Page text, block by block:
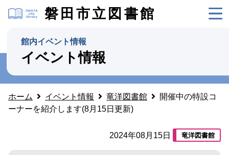
磐田市立図書館
館内イベント情報
イベント情報
ホーム イベント情報 竜洋図書館
開催中の特設コ
ーナーを紹介します(8月15日更新)
2024年08月15日 竜洋図書館